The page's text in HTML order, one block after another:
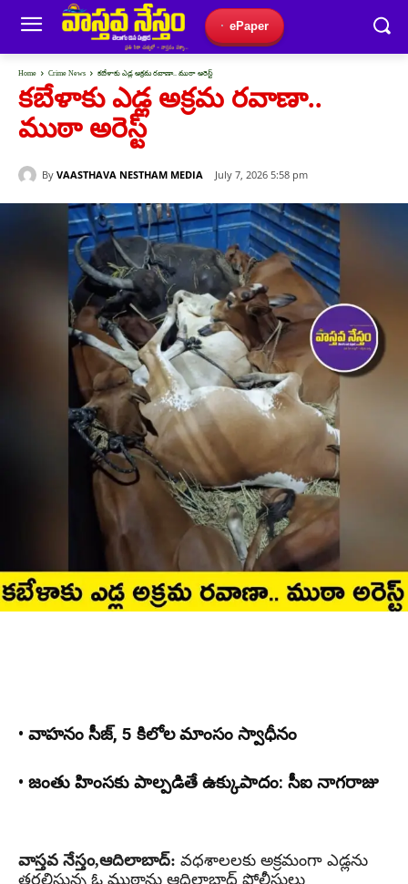
ePaper
Home Crime News కబేళాకు ఎడ్ల అక్రమ రవాణా.. ముఠా అరెస్ట్
కబేళాకు ఎడ్ల అక్రమ రవాణా..
ముఠా అరెస్ట్
By VAASTHAVA NESTHAM MEDIA July 7, 2026 5:58 pm
• వాహనం సీజ్, 5 కిలోల మాంసం స్వాధీనం
• జంతు హింసకు పాల్పడితే ఉక్కుపాదం: సీఐ నాగరాజు
వాస్తవ నేస్తం,ఆదిలాబాద్: వధశాలలకు అక్రమంగా ఎడ్లను
తరలిస్తున్న ఓ ముఠాను ఆదిలాబాద్ పోలీసులు